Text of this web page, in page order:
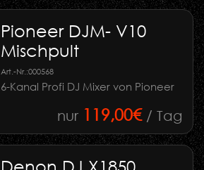
Pioneer DJM- V10
Mischpult
6-Kanal Profi DJ Mixer von Pioneer
Art.-Nr.:000568
nur 119,00€/ Tag